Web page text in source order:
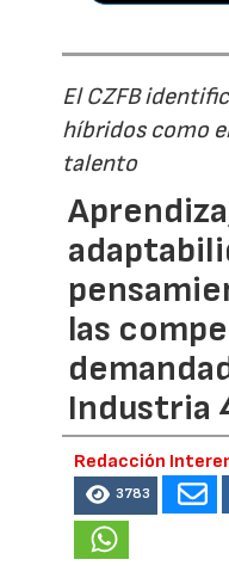
El CZFB
híbridos como
talento
las
Industria
Redacción
3783